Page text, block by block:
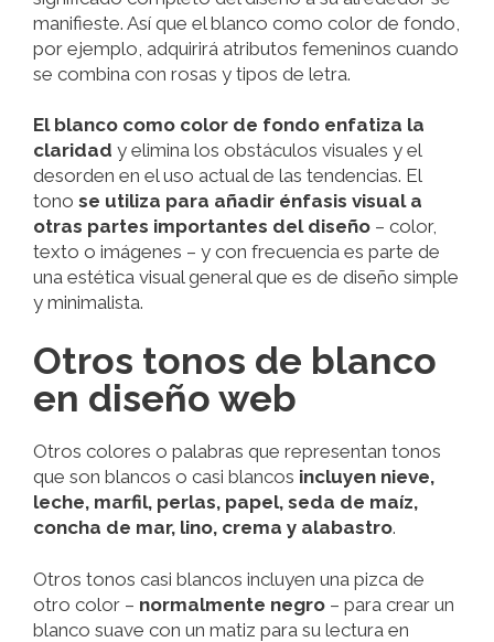
manifieste. Así que el blanco como color de fondo,
por ejemplo, adquirirá atributos femeninos cuando
se combina con rosas y tipos de letra.
El blanco como color de fondo enfatiza la
claridad y elimina los obstáculos visuales y el
desorden en el uso actual de las tendencias. El
tono se utiliza para añadir énfasis visual a
otras partes importantes del diseño – color,
texto o imágenes – y con frecuencia es parte de
una estética visual general que es de diseño simple
y minimalista.
Otros tonos de blanco
en diseño web
Otros colores o palabras que representan tonos
que son blancos o casi blancos incluyen nieve,
leche, marfil, perlas, papel, seda de maíz,
concha de mar, lino, crema y alabastro.
Otros tonos casi blancos incluyen una pizca de
otro color – normalmente negro – para crear un
blanco suave con un matiz para su lectura en